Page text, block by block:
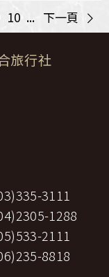
10 ... 下一頁 >
旅行社
3111
1288
2111
8818